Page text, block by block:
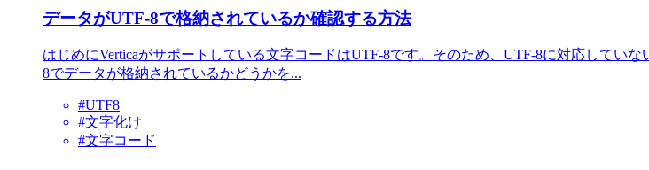
データがUTF-8で格納されているか確認する方法
はじめにVerticaがサポートしている文字コードはUTF-8です。そのため、UTF-8に対応してい
8でデータが格納されているかどうかを...
#UTF8
#文字化け
#文字コード